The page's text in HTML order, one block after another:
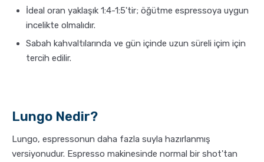
İdeal oran yaklaşık 1:4-1:5'tir; öğütme espressoya uygun
incelikte olmalıdır.
Sabah kahvaltılarında ve gün içinde uzun süreli içim için
tercih edilir.
Lungo Nedir?
Lungo, espressonun daha fazla suyla hazırlanmış
versiyonudur. Espresso makinesinde normal bir shot'tan